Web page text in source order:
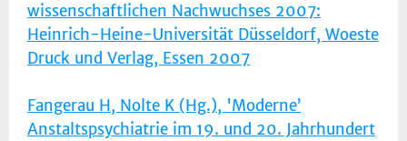
wissenschaftlichen Nachwuchses 2007:
Heinrich-Heine-Universität Düsseldorf, Woeste
Druck und Verlag, Essen 2007
Fangerau H, Nolte K (Hg.), 'Moderne’
Anstaltspsychiatrie im 19. und 20. Jahrhundert